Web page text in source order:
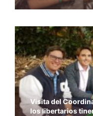
Visita del
los libertarios